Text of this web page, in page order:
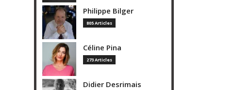
Philippe Bilger
805 Articles
Céline Pina
273 Articles
Didier Desrimais